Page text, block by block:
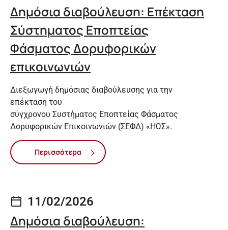
Δημόσια διαβούλευση: Επέκταση
Σύστηματος Εποπτείας
Φάσματος Δορυφορικών
επικοινωνιών
Διεξωγωγή δημόσιας διαβούλευσης για την
επέκταση του
σύγχρονου Συστήματος Εποπτείας Φάσματος
Δορυφορικών Επικοινωνιών (ΣΕΦΔ) «ΗΩΣ».
Περισσότερα
11/02/2026
Δημόσια διαβούλευση: